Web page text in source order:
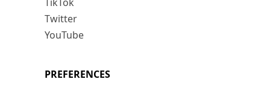
Twitter
YouTube
PREFERENCES